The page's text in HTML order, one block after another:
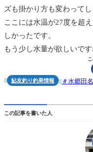
ズも掛かり方も変わって
ここには水温が27度を超
しかったです。
もう少し水量が欲しいです
 鮎友釣り釣果情報  水郷田
この記事を書いた人